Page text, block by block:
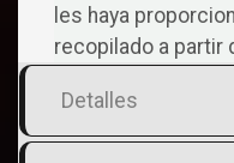
les haya
recopilado a partir
Detalles